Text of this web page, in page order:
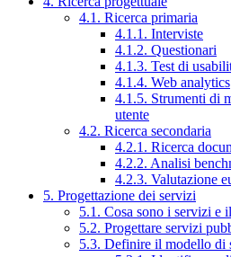
4.1. Ricerca primaria
4.1.1. Interviste
4.1.2. Questionari
4.1.3. Test di
4.1.4. Web analytics
4.1.5. Strumenti di
utente
4.2. Ricerca secondaria
4.2.1. Ricerca
4.2.2. Analisi
4.2.3. Valutazione
5. Progettazione dei servizi
5.1. Cosa sono i servizi e
5.2. Progettare servizi
5.3. Definire il modello di